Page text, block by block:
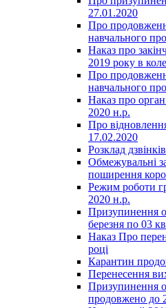
27.01.2020
Про
навчального
Наказ про
2019 року в
Про
навчального
Наказ про
2020 н.р.
Про
17.02.2020
Розклад
Обмежувальні
поширення
Режим роботи
2020 н.р.
Призупинення
березня по 03
Наказ Про
році
Карантин
Перенесення
Призупинення
продовжено до